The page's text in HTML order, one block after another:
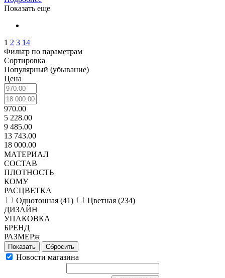
Показать еще
1 2 3 14
Фильтр по параметрам
Сортировка
Популярный (убывание)
Цена
970.00
5 228.00
9 485.00
13 743.00
18 000.00
МАТЕРИАЛ
СОСТАВ
ПЛОТНОСТЬ
КОМУ
РАСЦВЕТКА
Однотонная (41) Цветная (234)
ДИЗАЙН
УПАКОВКА
БРЕНД
РАЗМЕРж
Сбросить
Новости магазина